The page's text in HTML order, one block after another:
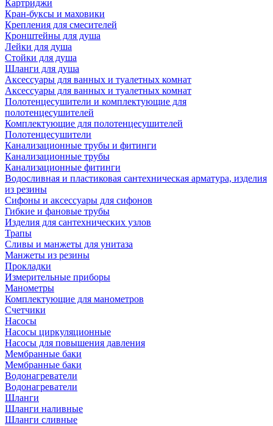
Картриджи
Кран-буксы и маховики
Крепления для смесителей
Кронштейны для душа
Лейки для душа
Стойки для душа
Шланги для душа
Аксессуары для ванных и туалетных комнат
Аксессуары для ванных и туалетных комнат
Полотенцесушители и комплектующие для
полотенцесушителей
Комплектующие для полотенцесушителей
Полотенцесушители
Канализационные трубы и фитинги
Канализационные трубы
Канализационные фитинги
Водосливная и пластиковая сантехническая арматура, изделия
из резины
Сифоны и аксессуары для сифонов
Гибкие и фановые трубы
Изделия для сантехнических узлов
Трапы
Сливы и манжеты для унитаза
Манжеты из резины
Прокладки
Измерительные приборы
Манометры
Комплектующие для манометров
Счетчики
Насосы
Насосы циркуляционные
Насосы для повышения давления
Мембранные баки
Мембранные баки
Водонагреватели
Водонагреватели
Шланги
Шланги наливные
Шланги сливные